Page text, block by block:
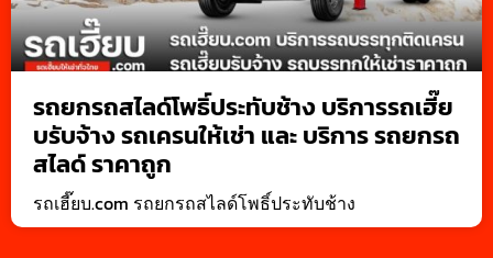
รถยกรถสไลด์โพธิ์ประทับช้าง บริการรถเฮี๊ย
บรับจ้าง รถเครนให้เช่า และ บริการ รถยกรถ
สไลด์ ราคาถูก
รถเฮี๊ยบ.com รถยกรถสไลด์โพธิ์ประทับช้าง